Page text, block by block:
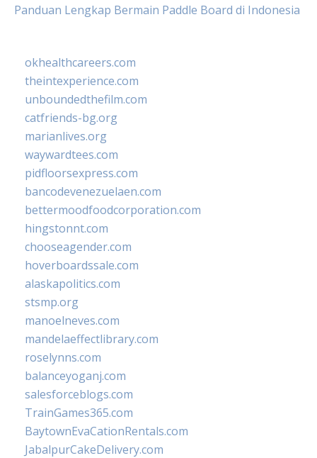
Panduan Lengkap Bermain Paddle Board di Indonesia
okhealthcareers.com
theintexperience.com
unboundedthefilm.com
catfriends-bg.org
marianlives.org
waywardtees.com
pidfloorsexpress.com
bancodevenezuelaen.com
bettermoodfoodcorporation.com
hingstonnt.com
chooseagender.com
hoverboardssale.com
alaskapolitics.com
stsmp.org
manoelneves.com
mandelaeffectlibrary.com
roselynns.com
balanceyoganj.com
salesforceblogs.com
TrainGames365.com
BaytownEvaCationRentals.com
JabalpurCakeDelivery.com